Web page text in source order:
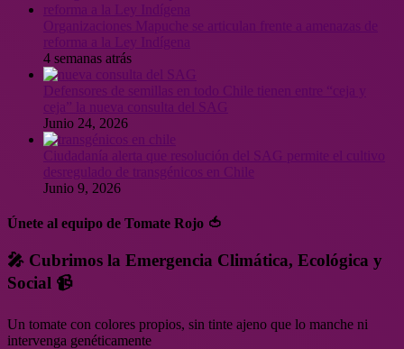
4 semanas atrás
Junio 24, 2026
Ciudadanía alerta que resolución del SAG permite el cultivo
desregulado de transgénicos en Chile
Junio 9, 2026
Únete al equipo de Tomate Rojo 🍅
🎤 Cubrimos la Emergencia Climática, Ecológica y
Social 📹
Un tomate con colores propios, sin tinte ajeno que lo manche ni
intervenga genéticamente